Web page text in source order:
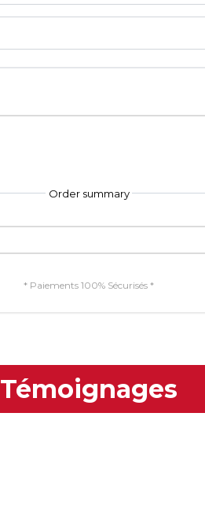
Order summary
* Paiements 100% Sécurisés *
Témoignages